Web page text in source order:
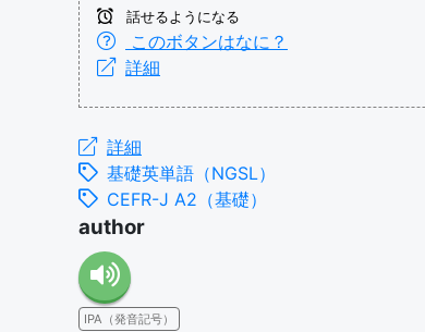
話せるようになる
このボタンはなに？
詳細
詳細
基礎英単語（NGSL）
CEFR-J A2（基礎）
author
IPA（発音記号）